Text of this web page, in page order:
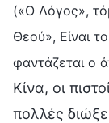
(«Ο Λόγος»,
Θεού», Είναι
φαντάζεται ο
Κίνα, οι
πολλές